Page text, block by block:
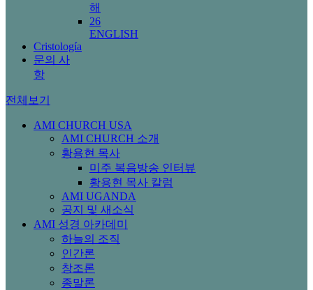
해
26
ENGLISH
Cristología
문의 사
항
전체보기
AMI CHURCH USA
AMI CHURCH 소개
황용현 목사
미주 복음방송 인터뷰
황용현 목사 칼럼
AMI UGANDA
공지 및 새소식
AMI 성경 아카데미
하늘의 조직
인간론
창조론
종말론